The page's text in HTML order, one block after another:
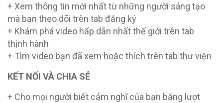
+ Xem thông tin mới nhất từ những người sáng tạo
mà bạn theo dõi trên tab đăng ký
+ Khám phá video hấp dẫn nhất thế giới trên tab
thịnh hành
+ Tìm video bạn đã xem hoặc thích trên tab thư viện
KẾT NỐI VÀ CHIA SẺ
+ Cho mọi người biết cảm nghĩ của bạn bằng lượt